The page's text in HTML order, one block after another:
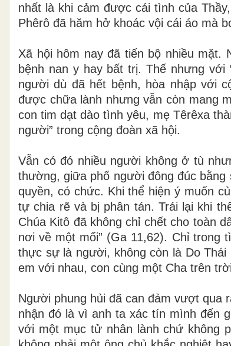
nhất là khi cảm được cái tình của
Phêrô đã hăm hở khoác vội cái áo mà
Xã hội hôm nay đã tiến bộ nhiều mặt.
bệnh nan y hay bất trị. Thế nhưng với
người dù đã hết bệnh, hòa nhập với
được chữa lành nhưng vẫn còn mang
con tim dạt dào tình yêu, mẹ Têrêxa
người” trong cộng đoàn xã hội.
Vẫn có đó nhiều người không ở tù
thường, giữa phố người đông đúc
quyền, có chức. Khi thể hiện ý muốn
tự chia rẽ và bị phân tán. Trái lại khi
Chúa Kitô đã không chỉ chết cho toàn
nơi về một mối” (Ga 11,62). Chỉ
thực sự là người, không còn là Do
em với nhau, con cùng một Cha trên
Người phung hủi đã can đảm vượt qua
nhận đó là vì anh ta xác tín mình đến
với một mục tử nhân lành chứ không